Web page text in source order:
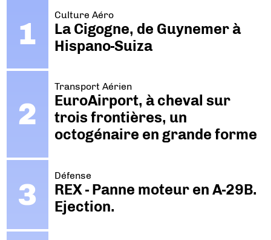
Culture Aéro
La Cigogne, de Guynemer à
Hispano-Suiza
Transport Aérien
EuroAirport, à cheval sur
trois frontières, un
octogénaire en grande forme
Défense
REX - Panne moteur en A-29B.
Ejection.